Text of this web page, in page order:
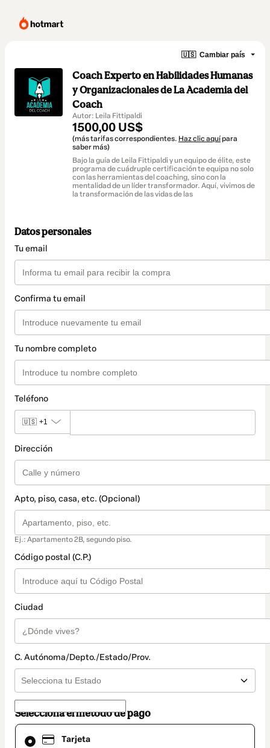
🇺🇸 Cambiar país
Coach Experto en Habilidades Humanas
y Organizacionales de La Academia del
Coach
Autor: Leila Fittipaldi
1500,00 US$
(más tarifas correspondientes. Haz clic aquí para
saber más)
Bajo la guía de Leila Fittipaldi y un equipo de élite, este
programa de cuádruple certificación te equipa no solo
con las herramientas del coaching, sino con la
mentalidad de un líder transformador. Aquí, vivimos de
la transformación de las vidas de las
Datos personales
Tu email
Confirma tu email
Tu nombre completo
Teléfono
🇺🇸 +1
Dirección
Apto, piso, casa, etc. (Opcional)
Ej.: Apartamento 2B, segundo piso.
Código postal (C.P.)
Ciudad
C. Autónoma/Depto./Estado/Prov.
Selecciona el método de pago
Tarjeta
El
método